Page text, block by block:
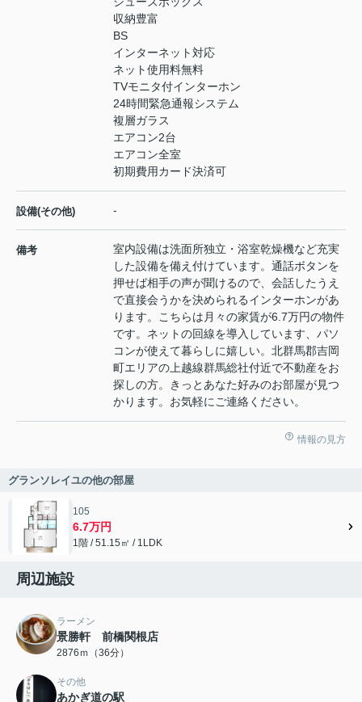
収納豊富
BS
インターネット対応
ネット使用料無料
TVモニタ付インターホン
24時間緊急通報システム
複層ガラス
エアコン2台
エアコン全室
初期費用カード決済可
設備(その他) -
備考
室内設備は洗面所独立・浴室乾燥機など充実
した設備を備え付けています。通話ボタンを
押せば相手の声が聞けるので、会話したうえ
で直接会うかを決められるインターホンがあ
ります。こちらは月々の家賃が6.7万円の物件
です。ネットの回線を導入しています、パソ
コンが使えて暮らしに嬉しい。北群馬郡吉岡
町エリアの上越線群馬総社付近で不動産をお
探しの方。きっとあなた好みのお部屋が見つ
かります。お気軽にご連絡ください。
情報の見方
グランソレイユの他の部屋
105
6.7万円
1階 / 51.15㎡ / 1LDK
周辺施設
ラーメン
景勝軒 前橋関根店
2876ｍ（36分）
その他
あかぎ道の駅